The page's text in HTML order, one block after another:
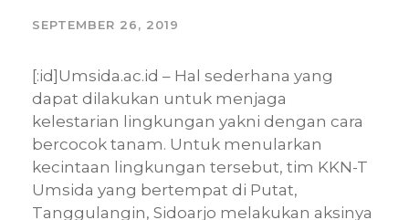
SEPTEMBER 26, 2019
[:id]Umsida.ac.id – Hal sederhana yang
dapat dilakukan untuk menjaga
kelestarian lingkungan yakni dengan cara
bercocok tanam. Untuk menularkan
kecintaan lingkungan tersebut, tim KKN-T
Umsida yang bertempat di Putat,
Tanggulangin, Sidoarjo melakukan aksinya